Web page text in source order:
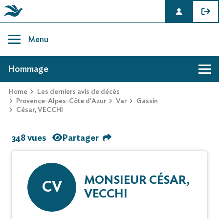
content
Menu
AVIS DE DÉCÈS DE CÉSAR, VECCHI
Home
Les derniers avis de décès
Provence-Alpes-Côte d'Azur
Var
Gassin
César, VECCHI
Hommage
348 vues Partager
CV
MONSIEUR CÉSAR,
VECCHI